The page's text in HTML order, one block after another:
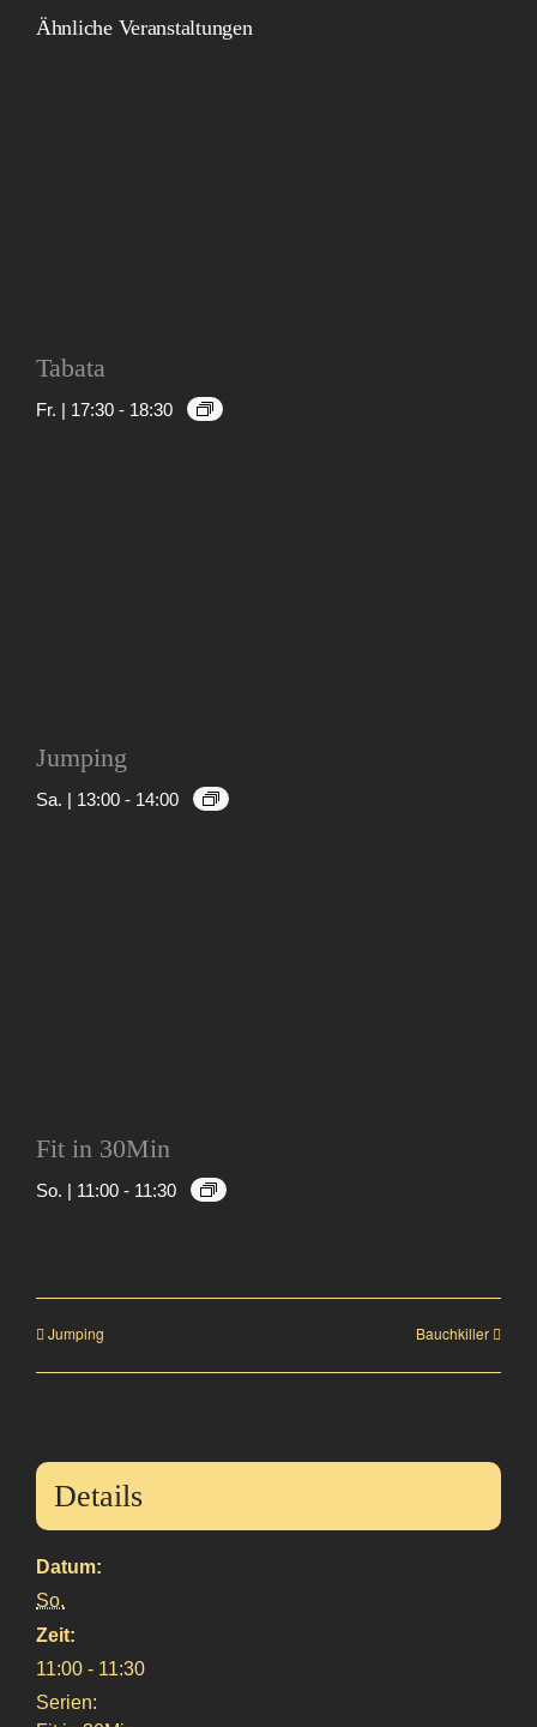
Ähnliche Veranstaltungen
Tabata
Fr. | 17:30 - 18:30
Jumping
Sa. | 13:00 - 14:00
Fit in 30Min
So. | 11:00 - 11:30
Jumping Bauchkiller
Details
Datum:
So.
Zeit:
11:00 - 11:30
Serien: